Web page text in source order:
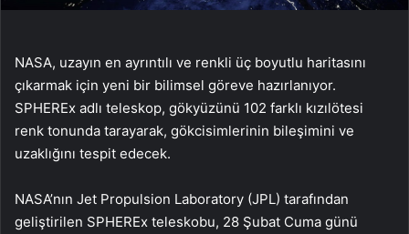
NASA, uzayın en ayrıntılı ve renkli üç boyutlu haritasını
çıkarmak için yeni bir bilimsel göreve hazırlanıyor.
SPHEREx adlı teleskop, gökyüzünü 102 farklı kızılötesi
renk tonunda tarayarak, gökcisimlerinin bileşimini ve
uzaklığını tespit edecek.
NASA’nın Jet Propulsion Laboratory (JPL) tarafından
geliştirilen SPHEREx teleskobu, 28 Şubat Cuma günü